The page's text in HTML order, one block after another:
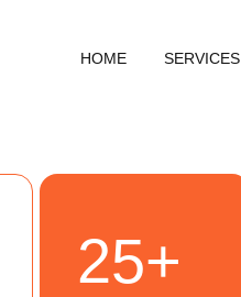
HOME SERVICES
25+